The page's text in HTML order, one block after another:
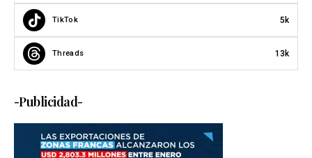
TikTok 5k
Threads 13k
-Publicidad-